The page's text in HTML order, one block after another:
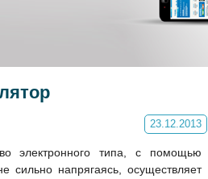
23.12.2013
электронного типа, с помощью
сильно напрягаясь, осуществляет